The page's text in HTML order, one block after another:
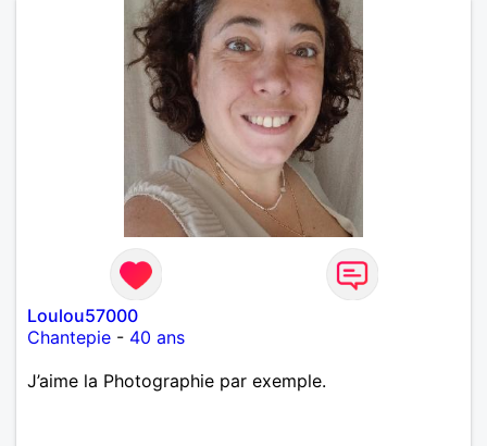
en ai marre je veux partagé et rigoler
Loulou57000
Chantepie - 40 ans
J’aime la Photographie par exemple.